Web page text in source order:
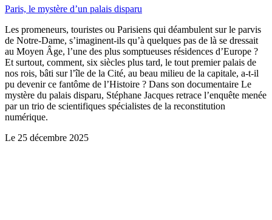
Paris, le mystère d’un palais disparu
Les promeneurs, touristes ou Parisiens qui déambulent sur le parvis
de Notre-Dame, s’imaginent-ils qu’à quelques pas de là se dressait
au Moyen Âge, l’une des plus somptueuses résidences d’Europe ?
Et surtout, comment, six siècles plus tard, le tout premier palais de
nos rois, bâti sur l’île de la Cité, au beau milieu de la capitale, a-t-il
pu devenir ce fantôme de l’Histoire ? Dans son documentaire Le
mystère du palais disparu, Stéphane Jacques retrace l’enquête menée
par un trio de scientifiques spécialistes de la reconstitution
numérique.
Le 25 décembre 2025